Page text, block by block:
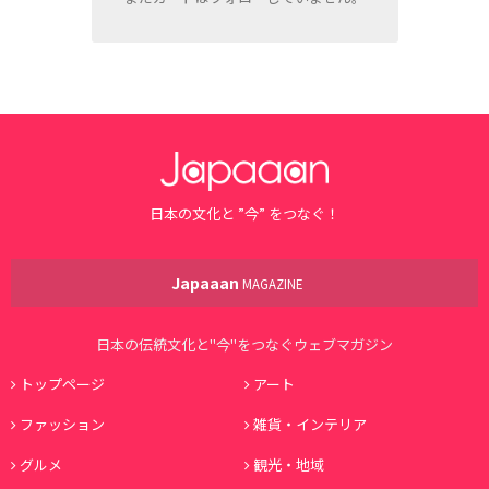
日本の文化と ”今” をつなぐ！
Japaaan MAGAZINE
日本の伝統文化と"今"をつなぐウェブマガジン
トップページ
アート
ファッション
雑貨・インテリア
グルメ
観光・地域